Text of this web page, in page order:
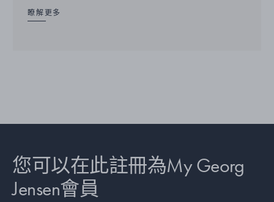
瞭解更多
您可以在此註冊為My Georg
Jensen會員